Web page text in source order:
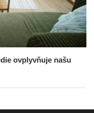
ovplyvňuje našu